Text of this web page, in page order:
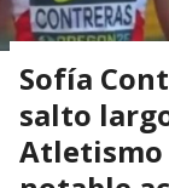
Sofía
salto
Atletismo